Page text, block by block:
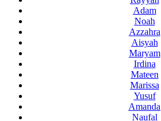
Adam
Noah
Azzahra
Aisyah
Maryam
Irdina
Mateen
Marissa
Yusuf
Amanda
Naufal